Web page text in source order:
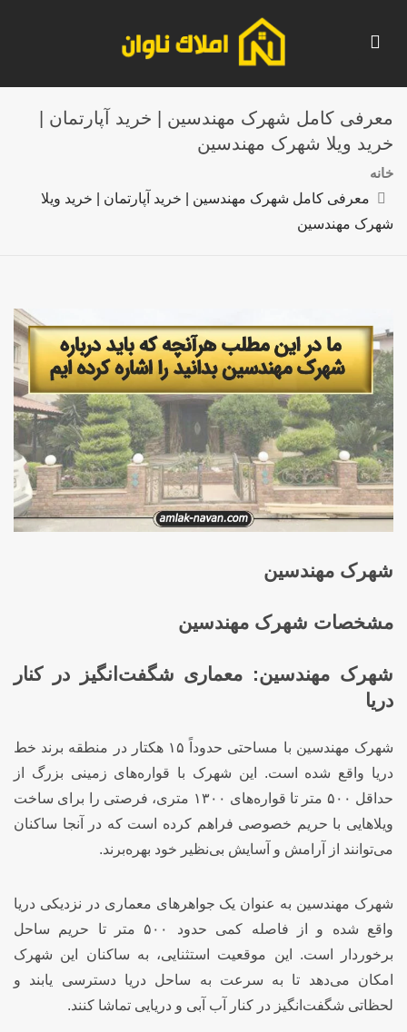
معرفی کامل شهرک مهندسین | خرید آپارتمان |
خرید ویلا شهرک مهندسین
خانه
معرفی کامل شهرک مهندسین | خرید آپارتمان | خرید ویلا
شهرک مهندسین
شهرک مهندسین
مشخصات شهرک مهندسین
شهرک مهندسین: معماری شگفت‌انگیز در کنار
دریا
شهرک مهندسین با مساحتی حدوداً ۱۵ هکتار در منطقه برند خط
دریا واقع شده است. این شهرک با قواره‌های زمینی بزرگ از
حداقل ۵۰۰ متر تا قواره‌های ۱۳۰۰ متری، فرصتی را برای ساخت
ویلاهایی با حریم خصوصی فراهم کرده است که در آنجا ساکنان
می‌توانند از آرامش و آسایش بی‌نظیر خود بهره‌برند.
شهرک مهندسین به عنوان یک جواهرهای معماری در نزدیکی دریا
واقع شده و از فاصله کمی حدود ۵۰۰ متر تا حریم ساحل
برخوردار است. این موقعیت استثنایی، به ساکنان این شهرک
امکان می‌دهد تا به سرعت به ساحل دریا دسترسی یابند و
لحظاتی شگفت‌انگیز در کنار آب آبی و دریایی تماشا کنند.